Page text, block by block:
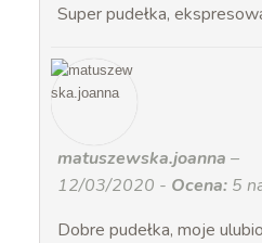
Super pudełka,
matuszewska.joanna –
12/03/2020 - Ocena: 5
Dobre pudełka, moje